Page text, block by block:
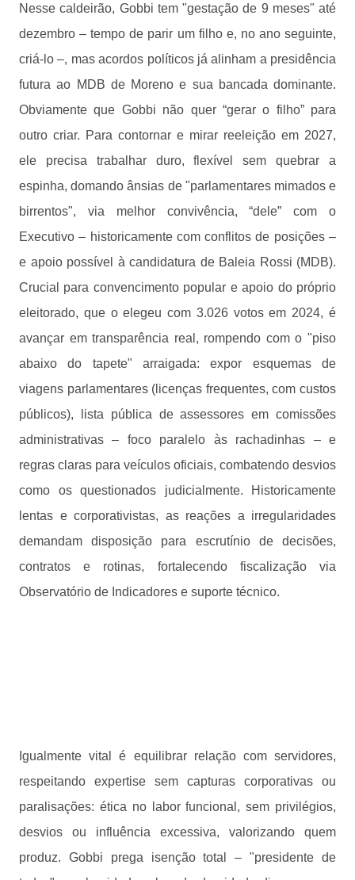
Nesse caldeirão, Gobbi tem "gestação de 9 meses" até
dezembro – tempo de parir um filho e, no ano seguinte,
criá-lo –, mas acordos políticos já alinham a presidência
futura ao MDB de Moreno e sua bancada dominante.
Obviamente que Gobbi não quer “gerar o filho” para
outro criar. Para contornar e mirar reeleição em 2027,
ele precisa trabalhar duro, flexível sem quebrar a
espinha, domando ânsias de "parlamentares mimados e
birrentos", via melhor convivência, “dele” com o
Executivo – historicamente com conflitos de posições –
e apoio possível à candidatura de Baleia Rossi (MDB).
Crucial para convencimento popular e apoio do próprio
eleitorado, que o elegeu com 3.026 votos em 2024, é
avançar em transparência real, rompendo com o "piso
abaixo do tapete" arraigada: expor esquemas de
viagens parlamentares (licenças frequentes, com custos
públicos), lista pública de assessores em comissões
administrativas – foco paralelo às rachadinhas – e
regras claras para veículos oficiais, combatendo desvios
como os questionados judicialmente. Historicamente
lentas e corporativistas, as reações a irregularidades
demandam disposição para escrutínio de decisões,
contratos e rotinas, fortalecendo fiscalização via
Observatório de Indicadores e suporte técnico.
Igualmente vital é equilibrar relação com servidores,
respeitando expertise sem capturas corporativas ou
paralisações: ética no labor funcional, sem privilégios,
desvios ou influência excessiva, valorizando quem
produz. Gobbi prega isenção total – "presidente de